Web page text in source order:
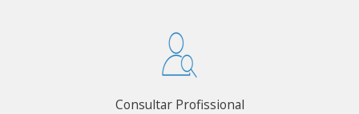
Consultar Profissional